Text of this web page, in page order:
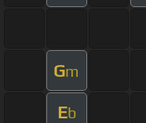
Gm
Eb